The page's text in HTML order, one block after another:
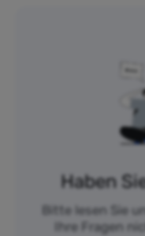
Haben
Bitte lesen Sie
Ihre Fragen